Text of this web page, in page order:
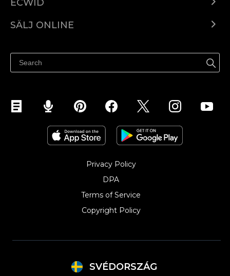
ECWID
Pris
SÄLJ ONLINE
Sälj på Facebook
Sälj på Instagram
Privacy Policy
DPA
Terms of Service
Copyright Policy‎
SVÉDORSZÁG